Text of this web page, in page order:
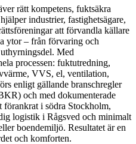
rätt kompetens, fuktsäkra
industrier, fastighetsägare,
att förvandla källare
ytor – från förvaring och
Med
processen: fuktutredning,
VVS, el, ventilation,
enligt gällande branschregler
och med dokumenterade
i södra Stockholm,
logistik i Rågsved och minimalt
boendemiljö. Resultatet är en
och komforten.